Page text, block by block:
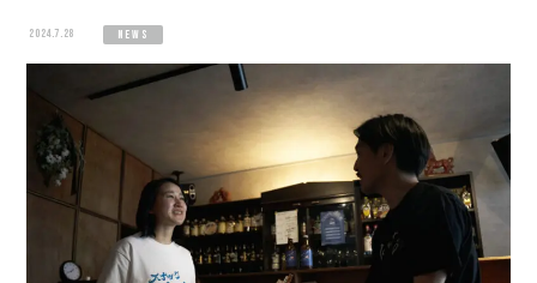
2024.7.28 news